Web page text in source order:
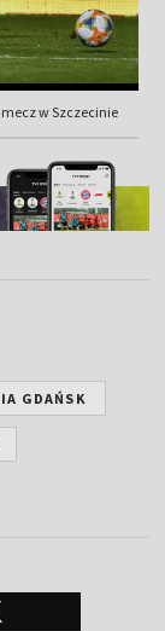
w Szczecinie
GDAŃSK